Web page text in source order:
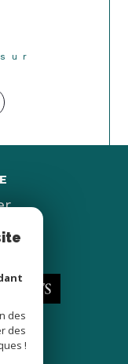
des
des
!